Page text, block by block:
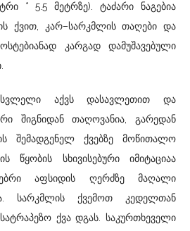
* 5.5 მეტრზე). ტაძარი ნაგებია
ქვით, კარ–სარკმლის თაღები და
კარგად დამუშავებული
აქვს დასავლეთით და
შიგნიდან თაღოვანია, გარედან
შემადგენელ ქვებზე მოწითალო
წყობის სხივისებური იმიტაციაა
აფსიდის ღერძზე მაღალი
სარკმლის ქვემოთ კედელთან
ქვა დგას. საკურთხეველი